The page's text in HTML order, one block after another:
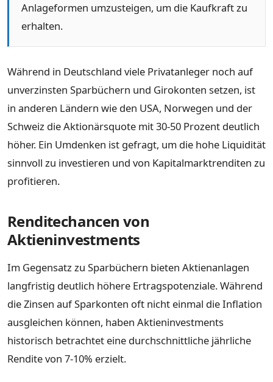
Anlageformen umzusteigen, um die Kaufkraft zu
erhalten.
Während in Deutschland viele Privatanleger noch auf
unverzinsten Sparbüchern und Girokonten setzen, ist
in anderen Ländern wie den USA, Norwegen und der
Schweiz die Aktionärsquote mit 30-50 Prozent deutlich
höher. Ein Umdenken ist gefragt, um die hohe Liquidität
sinnvoll zu investieren und von Kapitalmarktrenditen zu
profitieren.
Renditechancen von
Aktieninvestments
Im Gegensatz zu Sparbüchern bieten Aktienanlagen
langfristig deutlich höhere Ertragspotenziale. Während
die Zinsen auf Sparkonten oft nicht einmal die Inflation
ausgleichen können, haben Aktieninvestments
historisch betrachtet eine durchschnittliche jährliche
Rendite von 7-10% erzielt.